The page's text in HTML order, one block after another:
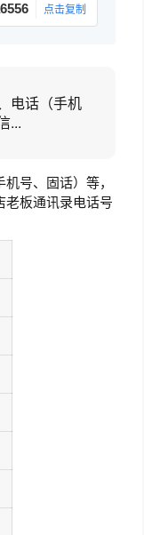
点击复制
电话（手机
...
号、固话）等，
板通讯录电话号